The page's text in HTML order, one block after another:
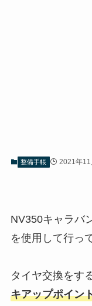
整備手帳 2021年11
NV350キャラバ
を使用して行っ
タイヤ交換をす
キアップポイン